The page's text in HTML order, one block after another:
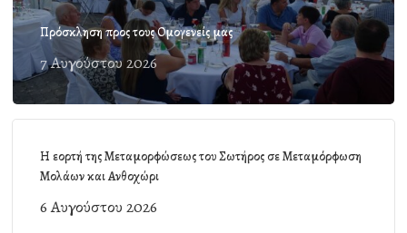
Πρόσκληση προς τους Ομογενείς μας
7 Αυγούστου 2026
Η εορτή της Μεταμορφώσεως του Σωτήρος σε Μεταμόρφωση
Μολάων και Ανθοχώρι
6 Αυγούστου 2026